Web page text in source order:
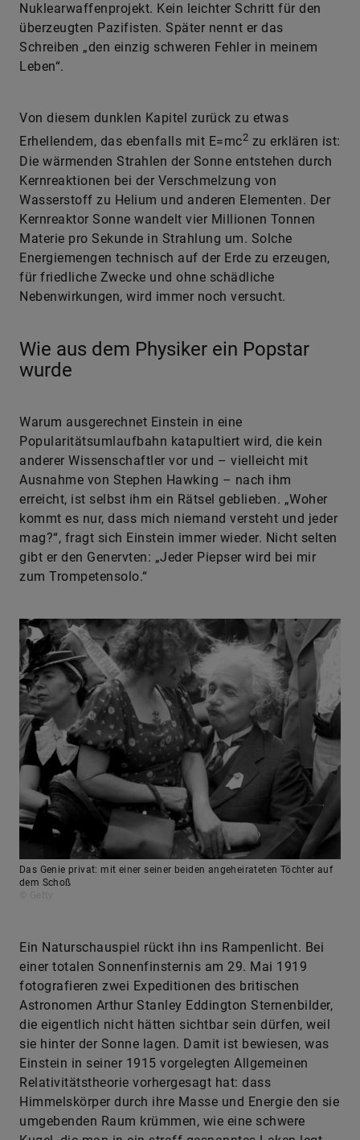
Nuklearwaffenprojekt. Kein leichter Schritt für den
überzeugten Pazifisten. Später nennt er das
Schreiben „den einzig schweren Fehler in meinem
Leben“.
Von diesem dunklen Kapitel zurück zu etwas
Erhellendem, das ebenfalls mit E=mc2 zu erklären ist:
Die wärmenden Strahlen der Sonne entstehen durch
Kernreaktionen bei der Verschmelzung von
Wasserstoff zu Helium und anderen Elementen. Der
Kernreaktor Sonne wandelt vier Millionen Tonnen
Materie pro Sekunde in Strahlung um. Solche
Energiemengen technisch auf der Erde zu erzeugen,
für friedliche Zwecke und ohne schädliche
Nebenwirkungen, wird immer noch versucht.
Wie aus dem Physiker ein Popstar
wurde
Warum ausgerechnet Einstein in eine
Popularitätsumlaufbahn katapultiert wird, die kein
anderer Wissenschaftler vor und – vielleicht mit
Ausnahme von Stephen Hawking – nach ihm
erreicht, ist selbst ihm ein Rätsel geblieben. „Woher
kommt es nur, dass mich niemand versteht und jeder
mag?“, fragt sich Einstein immer wieder. Nicht selten
gibt er den Genervten: „Jeder Piepser wird bei mir
zum Trompetensolo.“
Das Genie privat: mit einer seiner beiden angeheirateten Töchter auf
dem Schoß
Ein Naturschauspiel rückt ihn ins Rampenlicht. Bei
einer totalen Sonnenfinsternis am 29. Mai 1919
fotografieren zwei Expeditionen des britischen
Astronomen Arthur Stanley Eddington Sternenbilder,
die eigentlich nicht hätten sichtbar sein dürfen, weil
sie hinter der Sonne lagen. Damit ist bewiesen, was
Einstein in seiner 1915 vorgelegten Allgemeinen
Relativitätstheorie vorhergesagt hat: dass
Himmelskörper durch ihre Masse und Energie den sie
umgebenden Raum krümmen, wie eine schwere